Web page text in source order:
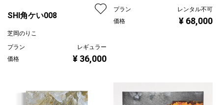
SHI角ケい008
芝岡のりこ
プラン
レギュラー
価格
¥ 36,000
プラン
レンタル不可
価格
¥ 68,000